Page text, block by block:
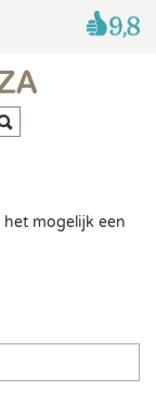
mogelijk een